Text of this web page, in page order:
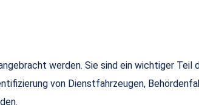
werden. Sie sind ein wichtiger Teil
von Dienstfahrzeugen,